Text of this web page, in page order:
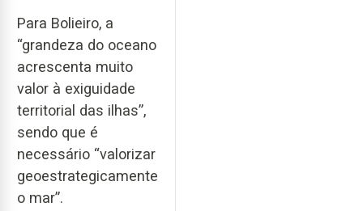
Para Bolieiro, a
“grandeza do oceano
acrescenta muito
valor à exiguidade
territorial das ilhas”,
sendo que é
necessário “valorizar
geoestrategicamente
o mar”.